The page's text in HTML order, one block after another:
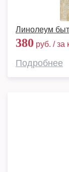
Линолеум
380 руб. / за
Подробнее